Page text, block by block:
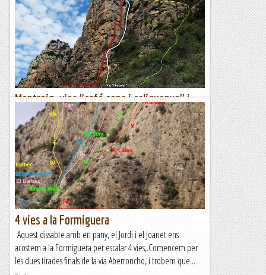
Hi ha dies que necessites el pla A, B, i C. Divendres anem a
Alòs de Balaguer, però quan arribem la boira no ens deixava
veure ni el riu que teníem al costat, decidim...
Manel&Ita
Montroig. vies "café copa i caliquenyo" i
"Chocolat"
ressenyes de Joan AsínEl passat dissabte vàrem anar al
Montroig a fer aquestes dues vies que fa pocs mesos que
s'han obert.Comencem per la via café copa i caliquenyo i...
Sisbemessanapren
4 vies a la Formiguera
Aquest dissabte amb en pany, el Jordi i el Joanet ens
acostem a la Formiguera per escalar 4 vies,.Comencem per
les dues tirades finals de la via Aberroncho, i trobem que...